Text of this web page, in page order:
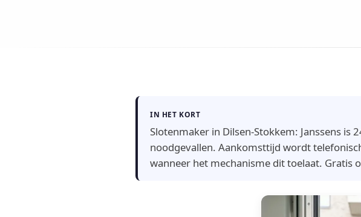
IN HET KORT
Slotenmaker in Dilsen-Stokkem: Janssens
noodgevallen. Aankomsttijd wordt
wanneer het mechanisme dit toelaat. Gratis